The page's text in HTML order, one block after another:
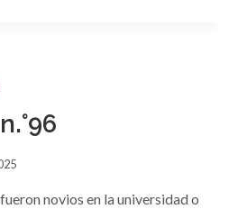
novios en la universidad o